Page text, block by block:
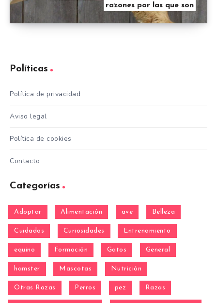
razones por las que son
Políticas
Política de privacidad
Aviso legal
Política de cookies
Contacto
Categorías
Adoptar Alimentación ave Belleza
Cuidados Curiosidades Entrenamiento
equino Formación Gatos General
hamster Mascotas Nutrición
Otras Razas Perros pez Razas